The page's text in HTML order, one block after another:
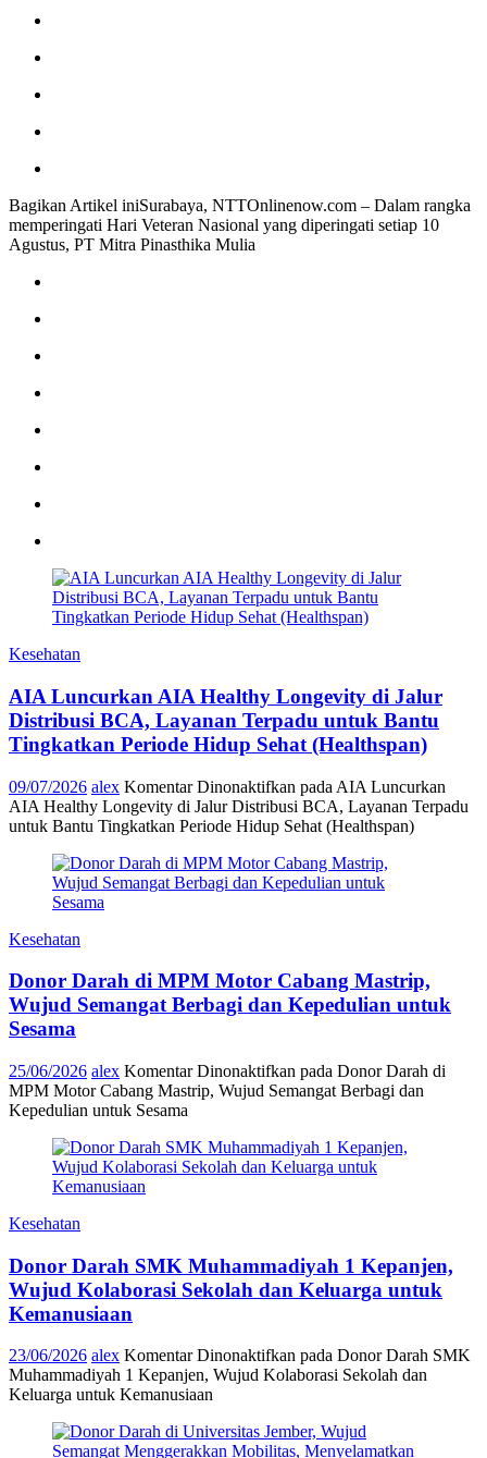
Bagikan Artikel iniSurabaya, NTTOnlinenow.com – Dalam rangka
memperingati Hari Veteran Nasional yang diperingati setiap 10
Agustus, PT Mitra Pinasthika Mulia
Kesehatan
AIA Luncurkan AIA Healthy Longevity di Jalur
Distribusi BCA, Layanan Terpadu untuk Bantu
Tingkatkan Periode Hidup Sehat (Healthspan)
09/07/2026 alex Komentar Dinonaktifkan pada AIA Luncurkan
AIA Healthy Longevity di Jalur Distribusi BCA, Layanan Terpadu
untuk Bantu Tingkatkan Periode Hidup Sehat (Healthspan)
Kesehatan
Donor Darah di MPM Motor Cabang Mastrip,
Wujud Semangat Berbagi dan Kepedulian untuk
Sesama
25/06/2026 alex Komentar Dinonaktifkan pada Donor Darah di
MPM Motor Cabang Mastrip, Wujud Semangat Berbagi dan
Kepedulian untuk Sesama
Kesehatan
Donor Darah SMK Muhammadiyah 1 Kepanjen,
Wujud Kolaborasi Sekolah dan Keluarga untuk
Kemanusiaan
23/06/2026 alex Komentar Dinonaktifkan pada Donor Darah SMK
Muhammadiyah 1 Kepanjen, Wujud Kolaborasi Sekolah dan
Keluarga untuk Kemanusiaan